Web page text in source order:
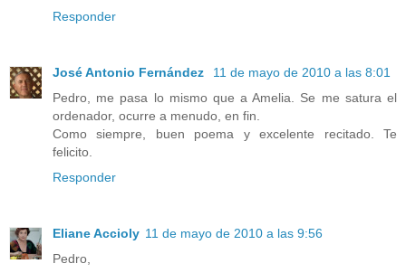
Responder
José Antonio Fernández
11 de mayo de 2010 a las 8:01
Pedro, me pasa lo mismo que a Amelia. Se me satura el
ordenador, ocurre a menudo, en fin.
Como siempre, buen poema y excelente recitado. Te
felicito.
Responder
Eliane Accioly 11 de mayo de 2010 a las 9:56
Pedro,